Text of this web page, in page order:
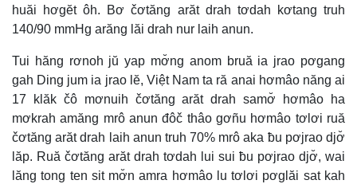
huăi hơgĕt ôh. Bơ čơtăng arăt drah tơdah kơtang truh
140/90 mmHg arăng lăi drah nur laih anun.
Tui hăng rơnoh jŭ yap mơ̆ng anom bruă ia jrao pơgang
gah Ding jum ia jrao lĕ, Việt Nam ta ră anai hơmâo năng ai
17 klăk čô mơnuih čơtăng arăt drah samơ̆ hơmâo ha
mơkrah amăng mrô anun đôč thâo gơñu hơmâo tơlơi ruă
čơtăng arăt drah laih anun truh 70% mrô aka ƀu pơjrao djơ̆
lăp. Ruă čơtăng arăt drah tơdah lui sui ƀu pơjrao djơ̆, wai
lăng tong ten sit mơ̆n amra hơmâo lu tơlơi pơglăi sat kah